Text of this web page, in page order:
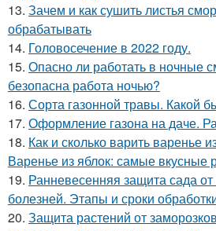
13. Зачем и как сушить листья
обрабатывать
14. Головосечение в 2022 году.
15. Опасно ли работать в ночные
безопасна работа ночью?
16. Сорта газонной травы. Какой
17. Оформление газона на даче.
18. Как и сколько варить варенье
Варенье из яблок: самые вкусные
19. Ранневесенняя защита сада
болезней. Этапы и сроки
20. Защита растений от